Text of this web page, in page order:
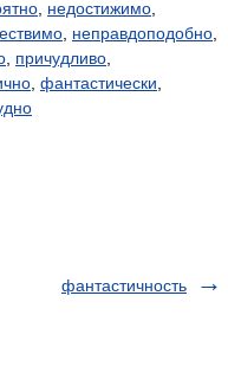
недостижимо
неправдоподобно
причудливо
фантастически
фантастичность